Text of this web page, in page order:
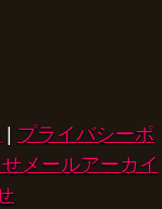
プライバシーポ
メールアーカイ